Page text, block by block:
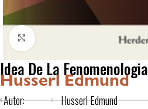
Click to enlarge
Idea De La Fenomenologia
Husserl Edmund
Autor:
Husserl Edmund